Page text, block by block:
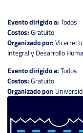
Evento dirigido a:Todos
Costos:Gratuito
Organizado por:
Integral y Desarrollo
Evento dirigido a:Todos
Costos:Gratuito
Organizado por: